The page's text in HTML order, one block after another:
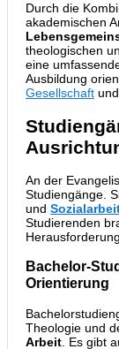
Durch die
akademischen
theologischen
eine
Ausbildung
Gesellschaft
An der
Studiengänge.
und
Studierenden
Bachelor-
Orientierung
Theologie und
Arbeit . Es gibt